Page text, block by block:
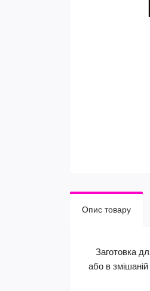
Опис товару
Заготовка
або в